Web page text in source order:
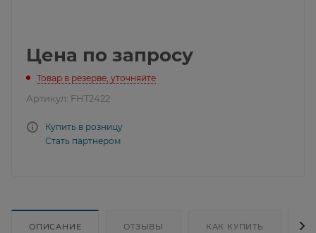
Цена по запросу
Товар в резерве, уточняйте
Артикул: FHT2422
Купить в розницу
Стать партнером
ОПИСАНИЕ ОТЗЫВЫ КАК КУПИТЬ